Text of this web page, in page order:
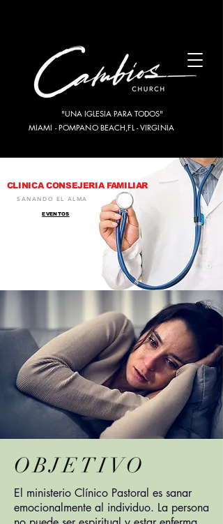
"UNA IGLESIA PARA TODOS"
MIAMI - POMPANO BEACH,FL - VIRGINIA
CLINICA CONSEJERIA FAMILIAR
SANANDO EL ALMA
EVENTOS
OBJETIVO
El ministerio Clínico Pastoral es sanar
emocionalmente al individuo. La persona